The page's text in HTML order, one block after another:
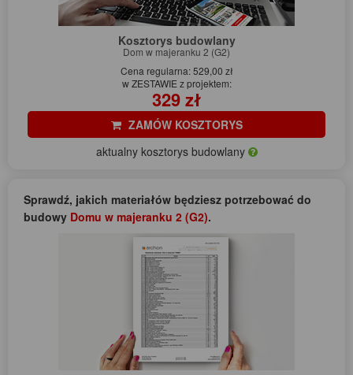
Kosztorys budowlany
Dom w majeranku 2 (G2)
Cena regularna: 529,00 zł
w ZESTAWIE z projektem:
329 zł
ZAMÓW KOSZTORYS
aktualny kosztorys budowlany
Sprawdź, jakich materiałów będziesz potrzebować do
budowy Domu w majeranku 2 (G2).